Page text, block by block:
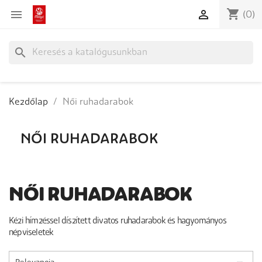
 shopping_cart (0)

search
Kezdőlap Női ruhadarabok
NŐI RUHADARABOK
NŐI RUHADARABOK
Kézi hímzéssel díszített divatos ruhadarabok és hagyományos
népviseletek